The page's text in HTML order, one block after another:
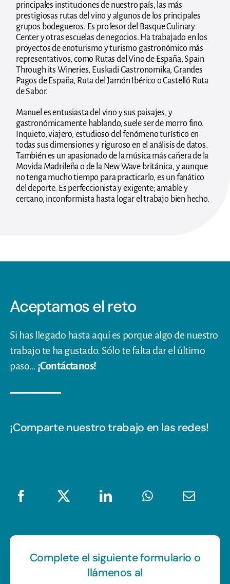
principales instituciones de nuestro país, las más
prestigiosas rutas del vino y algunos de los principales
grupos bodegueros. Es profesor del Basque Culinary
Center y otras escuelas de negocios. Ha trabajado en los
proyectos de enoturismo y turismo gastronómico más
representativos, como Rutas del Vino de España, Spain
Through its Wineries, Euskadi Gastronomika, Grandes
Pagos de España, Ruta del Jamón Ibérico o Castelló Ruta
de Sabor.
Manuel es entusiasta del vino y sus paisajes, y
gastronómicamente hablando, suele ser de morro fino.
Inquieto, viajero, estudioso del fenómeno turístico en
todas sus dimensiones y riguroso en el análisis de datos.
También es un apasionado de la música más cañera de la
Movida Madrileña o de la New Wave británica, y aunque
no tenga mucho tiempo para practicarlo, es un fanático
del deporte. Es perfeccionista y exigente; amable y
cercano, inconformista hasta logar el trabajo bien hecho.
Aceptamos el reto
Si has llegado hasta aquí es porque algo de nuestro
trabajo te ha gustado. Sólo te falta dar el último
paso… ¡Contáctanos!
¡Comparte nuestro trabajo en las redes!
Complete el siguiente formulario o
llámenos al